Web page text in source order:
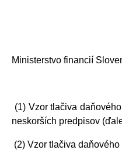
Ministerstvo financií
(1) Vzor tlačiva
neskorších predpisov
(2) Vzor tlačiva